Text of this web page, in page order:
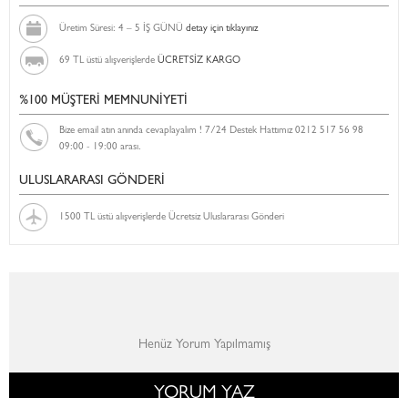
Üretim Süresi: 4 – 5 İŞ GÜNÜ detay için tıklayınız
69 TL üstü alışverişlerde ÜCRETSİZ KARGO
%100 MÜŞTERİ MEMNUNİYETİ
Bize email atın anında cevaplayalım ! 7/24 Destek Hattımız 0212 517 56 98
09:00 - 19:00 arası.
ULUSLARARASI GÖNDERİ
1500 TL üstü alışverişlerde Ücretsiz Uluslararası Gönderi
Henüz Yorum Yapılmamış
YORUM YAZ